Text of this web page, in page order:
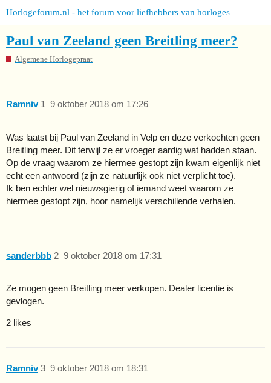
Horlogeforum.nl - het forum voor liefhebbers van horloges
Paul van Zeeland geen Breitling meer?
Algemene Horlogepraat
Ramniv 9 oktober 2018 om 17:26
1
Was laatst bij Paul van Zeeland in Velp en deze verkochten geen
Breitling meer. Dit terwijl ze er vroeger aardig wat hadden staan.
Op de vraag waarom ze hiermee gestopt zijn kwam eigenlijk niet
echt een antwoord (zijn ze natuurlijk ook niet verplicht toe).
Ik ben echter wel nieuwsgierig of iemand weet waarom ze
hiermee gestopt zijn, hoor namelijk verschillende verhalen.
sanderbbb 9 oktober 2018 om 17:31
2
Ze mogen geen Breitling meer verkopen. Dealer licentie is
gevlogen.
2 likes
Ramniv 9 oktober 2018 om 18:31
3